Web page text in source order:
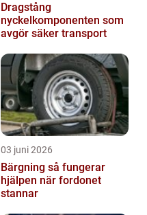
Dragstång
nyckelkomponenten som
avgör säker transport
03 juni 2026
Bärgning så fungerar
hjälpen när fordonet
stannar